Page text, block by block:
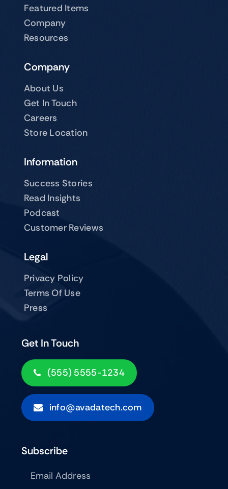
Featured Items
Company
Resources
Company
About Us
Get In Touch
Careers
Store Location
Get In Touch
(555) 5555-1234
info@avadatech.com
Information
Success Stories
Read Insights
Podcast
Customer Reviews
Legal
Privacy Policy
Terms Of Use
Press
Subscribe